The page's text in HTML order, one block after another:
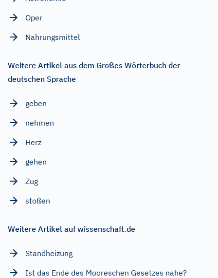
Oper
Nahrungsmittel
Weitere Artikel aus dem Großes Wörterbuch der
deutschen Sprache
geben
nehmen
Herz
gehen
Zug
stoßen
Weitere Artikel auf wissenschaft.de
Standheizung
Ist das Ende des Mooreschen Gesetzes nahe?